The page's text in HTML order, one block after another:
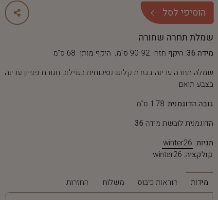
הוסיפי לסל
שמלת תחרה שחורה
מידה 36:
היקף חזה- 90-92 ס"מ, היקף מותן- 68 ס"מ
שמלה תחרה עדינה בגזרת קלוש נסיכותית בשילוב חגורת פפיון עדינה
בצבע תואם
גובה הדוגמנית: 1.78 ס"מ
הדוגמנית לובשת מידה 36
תגיות: winter26
קולקציה: winter26
מידות הוראות כיבוס משלוח החזרות